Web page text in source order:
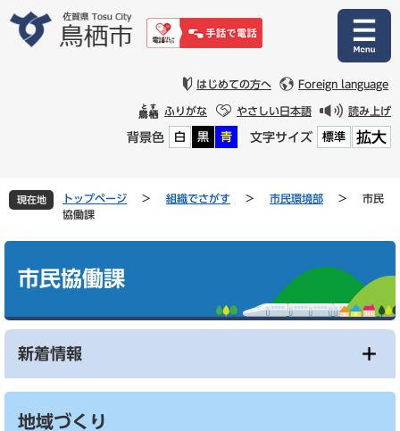
文
はじめての方へ Foreign language
ふりがな やさしい日本語 読み上げ
背景色 白 黒 青 文字サイズ 標準 拡大
現在地 トップページ > 組織でさがす > 市民環境部 >
市民
協働課
市民協働課
新着情報
地域づくり